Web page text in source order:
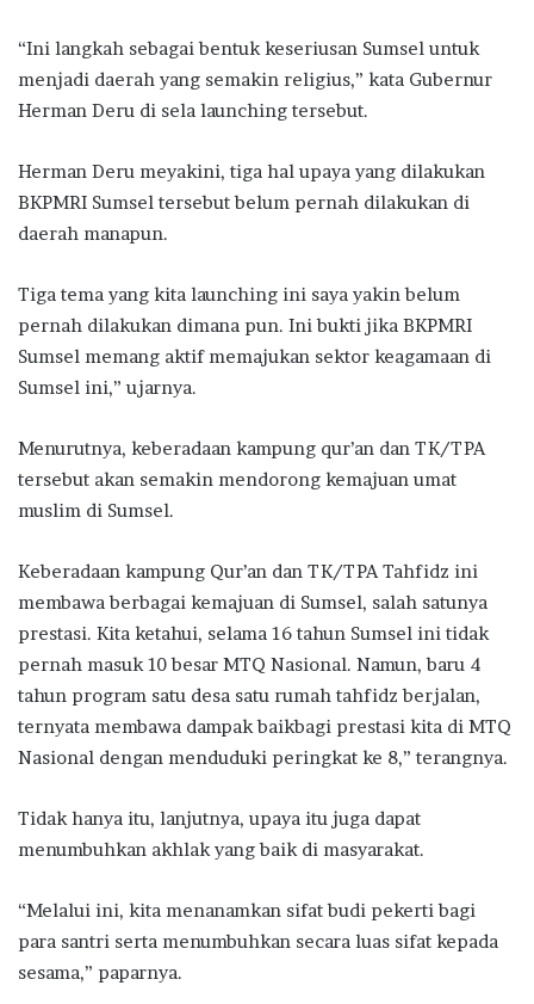
“Ini langkah sebagai bentuk keseriusan Sumsel untuk
menjadi daerah yang semakin religius,” kata Gubernur
Herman Deru di sela launching tersebut.
Herman Deru meyakini, tiga hal upaya yang dilakukan
BKPMRI Sumsel tersebut belum pernah dilakukan di
daerah manapun.
Tiga tema yang kita launching ini saya yakin belum
pernah dilakukan dimana pun. Ini bukti jika BKPMRI
Sumsel memang aktif memajukan sektor keagamaan di
Sumsel ini,” ujarnya.
Menurutnya, keberadaan kampung qur’an dan TK/TPA
tersebut akan semakin mendorong kemajuan umat
muslim di Sumsel.
Keberadaan kampung Qur’an dan TK/TPA Tahfidz ini
membawa berbagai kemajuan di Sumsel, salah satunya
prestasi. Kita ketahui, selama 16 tahun Sumsel ini tidak
pernah masuk 10 besar MTQ Nasional. Namun, baru 4
tahun program satu desa satu rumah tahfidz berjalan,
ternyata membawa dampak baikbagi prestasi kita di MTQ
Nasional dengan menduduki peringkat ke 8,” terangnya.
Tidak hanya itu, lanjutnya, upaya itu juga dapat
menumbuhkan akhlak yang baik di masyarakat.
“Melalui ini, kita menanamkan sifat budi pekerti bagi
para santri serta menumbuhkan secara luas sifat kepada
sesama,” paparnya.